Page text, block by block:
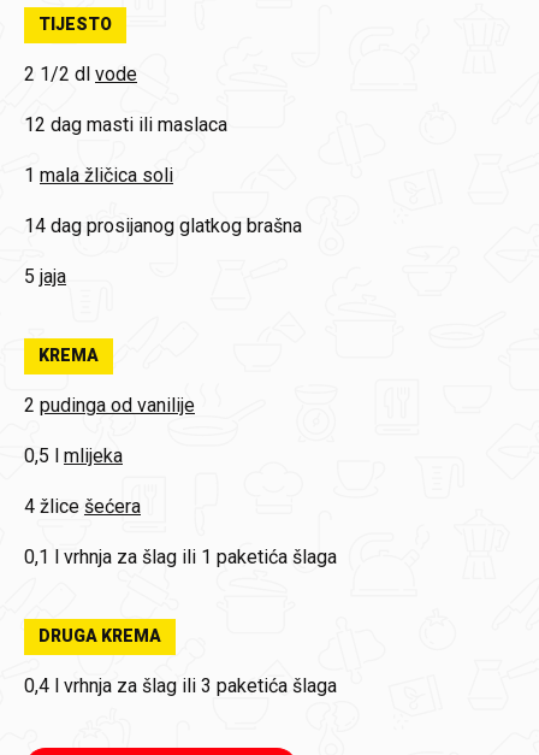
TIJESTO
2 1/2 dl vode
12 dag masti ili maslaca
1 mala žličica soli
14 dag prosijanog glatkog brašna
5 jaja
KREMA
2 pudinga od vanilije
0,5 l mlijeka
4 žlice šećera
0,1 l vrhnja za šlag ili 1 paketića šlaga
DRUGA KREMA
0,4 l vrhnja za šlag ili 3 paketića šlaga